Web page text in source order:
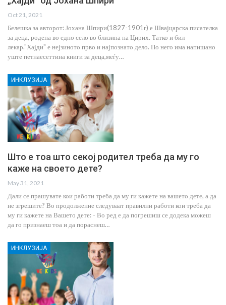
Oct 21, 2021
Белешка за авторот: Јохана Шпири(1827-1901г) е Швајцарска писателка
за деца, родена во едно село во близина на Цирих. Татко и бил
лекар."Хајди" е нејзиното прво и најпознато дело. По него има напишано
уште петнаесеттина книги за деца,меѓу…
ИНКЛУЗИЈА
Што е тоа што секој родител треба да му го
каже на своето дете?
May 31, 2021
Дали се прашувате кои работи треба да му ги кажете на вашето дете, а да
не згрешите? Во продолжение следуваат правилни работи кои треба да
му ги кажете на Вашето дете: - Во ред е да погрешиш се додека можеш
да го признаеш тоа и да пораснеш…
ИНКЛУЗИЈА